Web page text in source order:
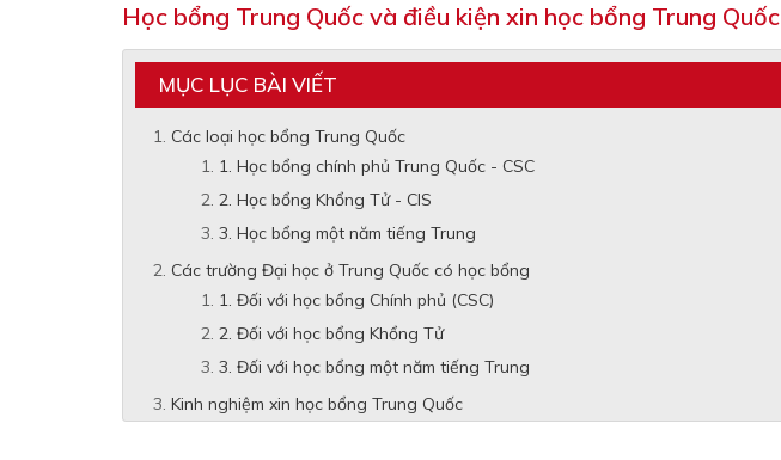
Học bổng Trung Quốc và điều kiện xin học bổng Trung Quốc
MỤC LỤC BÀI VIẾT
Các loại học bổng Trung Quốc
1. Học bổng chính phủ Trung Quốc - CSC
2. Học bổng Khổng Tử - CIS
3. Học bổng một năm tiếng Trung
Các trường Đại học ở Trung Quốc có học bổng
1. Đối với học bổng Chính phủ (CSC)
2. Đối với học bổng Khổng Tử
3. Đối với học bổng một năm tiếng Trung
Kinh nghiệm xin học bổng Trung Quốc